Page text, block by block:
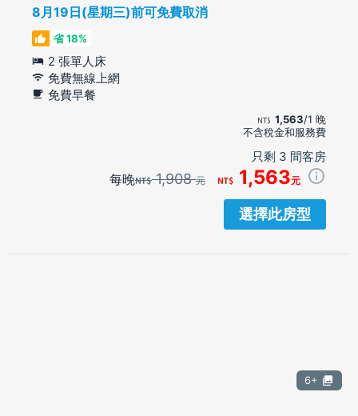
8月19日(星期三)前可免費取消
省 18%
2 張單人床
免費無線上網
免費早餐
1,563/1 晚
不含稅金和服務費
只剩 3 間客房
每晚 1,908元 1,563元
選擇此房型
6+